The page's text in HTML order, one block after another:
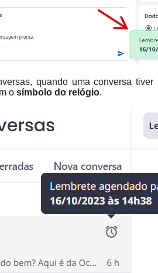
quando uma conversa tiver
o símbolo do relógio.